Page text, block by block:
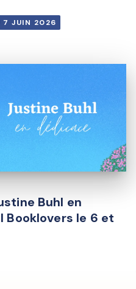
7 JUIN 2026
Buhl en
Booklovers le 6 et